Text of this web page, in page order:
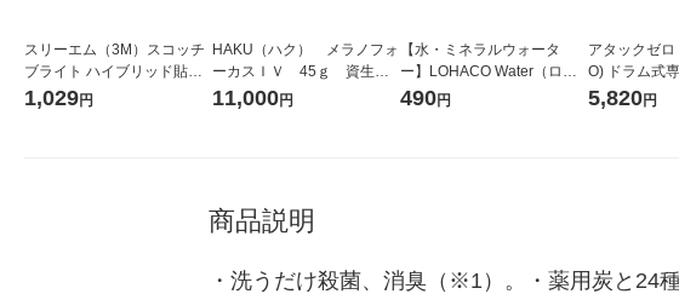
スリーエム（3M）スコッチ
ブライト ハイブリッド貼り
合わせスポンジ グレー HB-2
1,029円
HAKU（ハク） メラノフォ
ーカスＩＶ 45ｇ 資生
堂 おまけ付き
11,000円
【水・ミネラルウォータ
ー】LOHACO Water（ロハ
コウォーター）2L ラベルレ
490円
アタックゼ
O) ドラム式
ガジャンボ
5,820円
商品説明
・洗うだけ殺菌、消臭（※1）。・薬用炭と24